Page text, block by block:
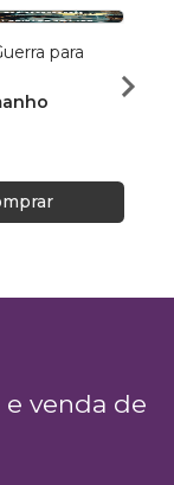
para
Ellen
venda de